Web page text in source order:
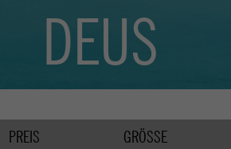
DEUS
PREIS GRÖSSE